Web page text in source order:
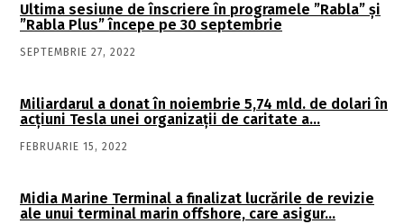
Ultima sesiune de înscriere în programele ”Rabla” şi
”Rabla Plus” începe pe 30 septembrie
SEPTEMBRIE 27, 2022
Miliardarul a donat în noiembrie 5,74 mld. de dolari în
acţiuni Tesla unei organizaţii de caritate a…
FEBRUARIE 15, 2022
Midia Marine Terminal a finalizat lucrările de revizie
ale unui terminal marin offshore, care asigur…